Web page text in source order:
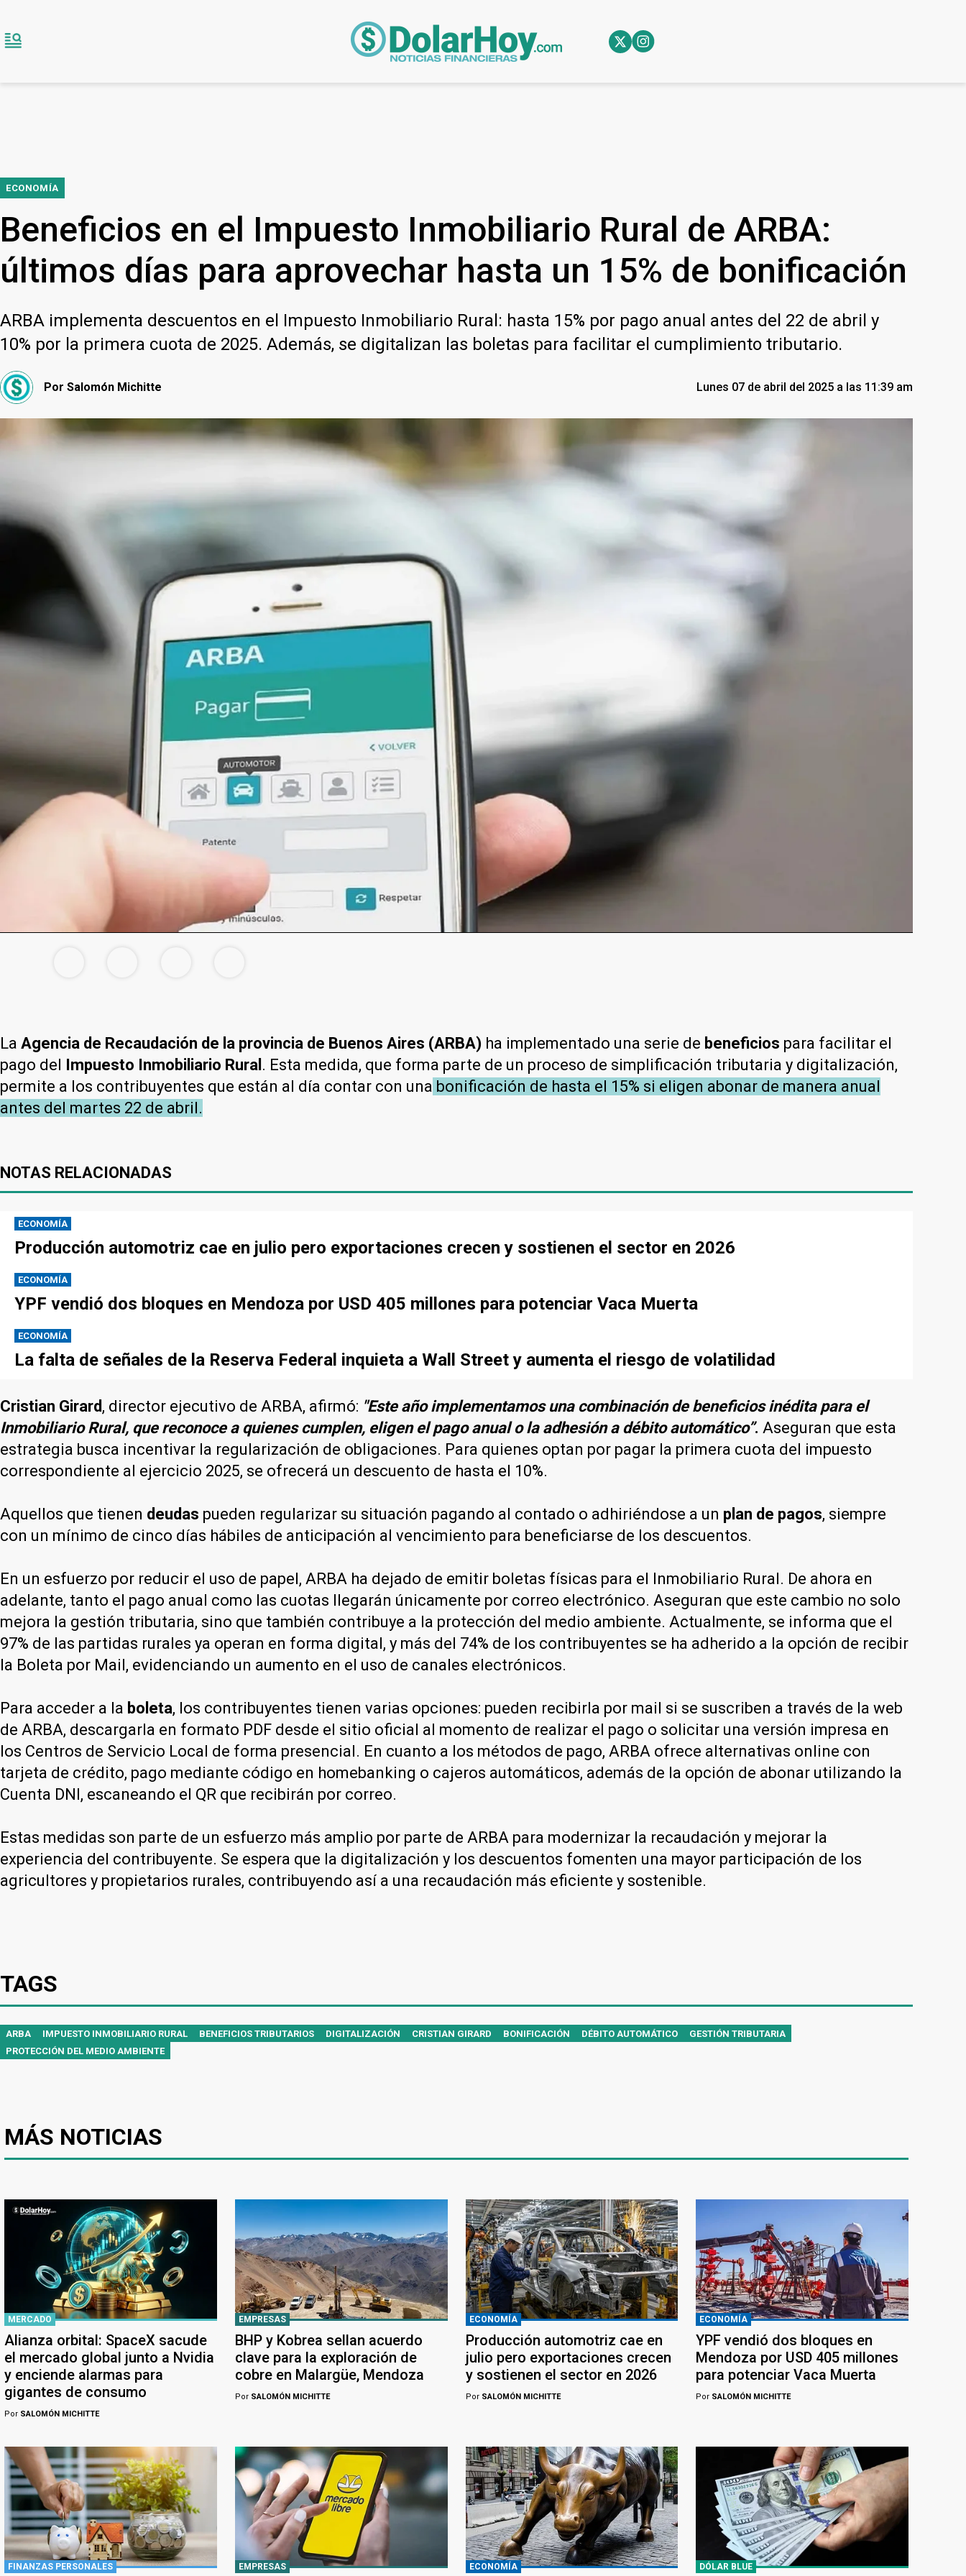
ECONOMÍA
Beneficios en el Impuesto Inmobiliario Rural de ARBA:
últimos días para aprovechar hasta un 15% de bonificación
ARBA implementa descuentos en el Impuesto Inmobiliario Rural: hasta 15% por pago anual antes del 22 de abril y
10% por la primera cuota de 2025. Además, se digitalizan las boletas para facilitar el cumplimiento tributario.
Por Salomón Michitte Lunes 07 de abril del 2025 a las 11:39 am
La Agencia de Recaudación de la provincia de Buenos Aires (ARBA) ha implementado una serie de beneficios para facilitar el
pago del Impuesto Inmobiliario Rural . Esta medida, que forma parte de un proceso de simplificación tributaria y digitalización,
permite a los contribuyentes que están al día contar con una bonificación de hasta el 15% si eligen abonar de manera anual
antes del martes 22 de abril.
NOTAS RELACIONADAS
ECONOMÍA
Producción automotriz cae en julio pero exportaciones crecen y sostienen el sector en 2026
ECONOMÍA
YPF vendió dos bloques en Mendoza por USD 405 millones para potenciar Vaca Muerta
ECONOMÍA
La falta de señales de la Reserva Federal inquieta a Wall Street y aumenta el riesgo de volatilidad
Cristian Girard , director ejecutivo de ARBA, afirmó: "Este año implementamos una combinación de beneficios inédita para el
Inmobiliario Rural, que reconoce a quienes cumplen, eligen el pago anual o la adhesión a débito automático”. Aseguran que esta
estrategia busca incentivar la regularización de obligaciones. Para quienes optan por pagar la primera cuota del impuesto
correspondiente al ejercicio 2025, se ofrecerá un descuento de hasta el 10%.
Aquellos que tienen deudas pueden regularizar su situación pagando al contado o adhiriéndose a un plan de pagos, siempre
con un mínimo de cinco días hábiles de anticipación al vencimiento para beneficiarse de los descuentos.
En un esfuerzo por reducir el uso de papel, ARBA ha dejado de emitir boletas físicas para el Inmobiliario Rural. De ahora en
adelante, tanto el pago anual como las cuotas llegarán únicamente por correo electrónico. Aseguran que este cambio no solo
mejora la gestión tributaria, sino que también contribuye a la protección del medio ambiente. Actualmente, se informa que el
97% de las partidas rurales ya operan en forma digital, y más del 74% de los contribuyentes se ha adherido a la opción de recibir
la Boleta por Mail, evidenciando un aumento en el uso de canales electrónicos.
Para acceder a la boleta, los contribuyentes tienen varias opciones: pueden recibirla por mail si se suscriben a través de la web
de ARBA, descargarla en formato PDF desde el sitio oficial al momento de realizar el pago o solicitar una versión impresa en
los Centros de Servicio Local de forma presencial. En cuanto a los métodos de pago, ARBA ofrece alternativas online con
tarjeta de crédito, pago mediante código en homebanking o cajeros automáticos, además de la opción de abonar utilizando la
Cuenta DNI, escaneando el QR que recibirán por correo.
Estas medidas son parte de un esfuerzo más amplio por parte de ARBA para modernizar la recaudación y mejorar la
experiencia del contribuyente. Se espera que la digitalización y los descuentos fomenten una mayor participación de los
agricultores y propietarios rurales, contribuyendo así a una recaudación más eficiente y sostenible.
TAGS
ARBA IMPUESTO INMOBILIARIO RURAL BENEFICIOS TRIBUTARIOS DIGITALIZACIÓN CRISTIAN GIRARD BONIFICACIÓN DÉBITO AUTOMÁTICO
GESTIÓN TRIBUTARIA
PROTECCIÓN DEL MEDIO AMBIENTE
MÁS NOTICIAS
MERCADO
Alianza orbital: SpaceX sacude
el mercado global junto a Nvidia
y enciende alarmas para
gigantes de consumo
Por SALOMÓN MICHITTE
EMPRESAS
BHP y Kobrea sellan acuerdo
clave para la exploración de
cobre en Malargüe, Mendoza
PorSALOMÓN MICHITTE
ECONOMÍA
Producción automotriz cae en
julio pero exportaciones crecen
y sostienen el sector en 2026
PorSALOMÓN MICHITTE
ECONOMÍA
YPF vendió dos bloques en
Mendoza por USD 405 millones
para potenciar Vaca Muerta
Por SALOMÓN MICHITTE
FINANZAS PERSONALES EMPRESAS ECONOMÍA DÓLAR BLUE